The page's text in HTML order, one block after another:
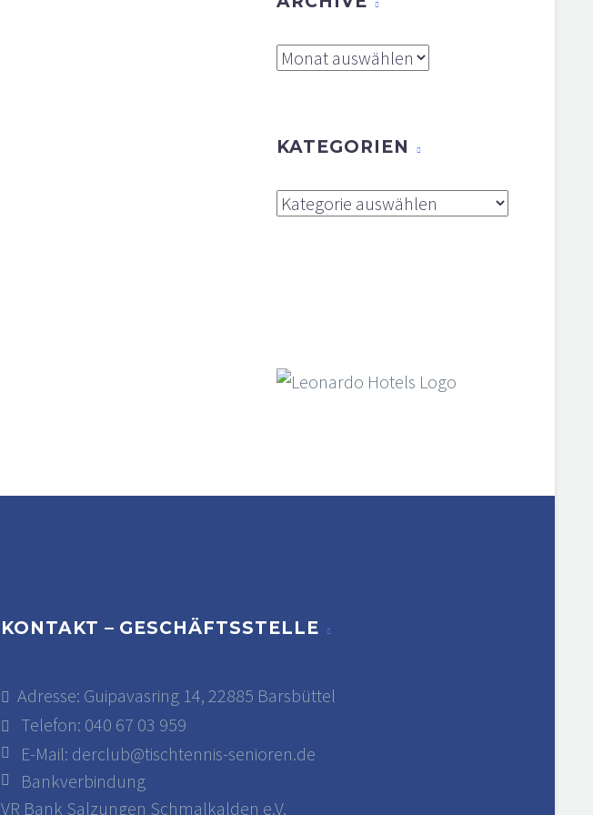
Archive
KATEGORIEN
Kategorien
KONTAKT – GESCHÄFTSSTELLE
Adresse: Guipavasring 14, 22885 Barsbüttel
Telefon: 040 67 03 959
E-Mail: derclub@tischtennis-senioren.de
Bankverbindung
VR Bank Salzungen Schmalkalden e.V.